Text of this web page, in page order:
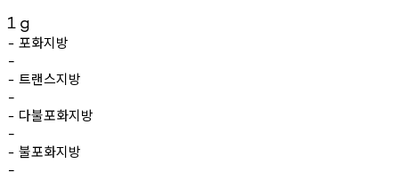
1 g
- 포화지방
-
- 트랜스지방
-
- 다불포화지방
-
- 불포화지방
-